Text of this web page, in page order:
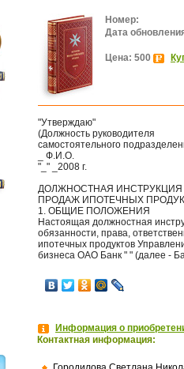
Номер:
Дата
Цена: 500
"Утверждаю"
(Должность руководителя
самостоятельного
_ Ф.И.О.
"_" _2008 г.
ДОЛЖНОСТНАЯ ИНСТРУКЦИЯ
ПРОДАЖ ИПОТЕЧНЫХ
1. ОБЩИЕ ПОЛОЖЕНИЯ
Настоящая должностная
обязанности, права,
ипотечных продуктов
бизнеса ОАО Банк " " (далее -
Информация о
Контактная информация: